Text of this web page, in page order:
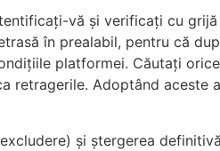
vă și verificați cu
în prealabil, pentru că
platformei. Căutați
retragerile. Adoptând aceste
și ștergerea